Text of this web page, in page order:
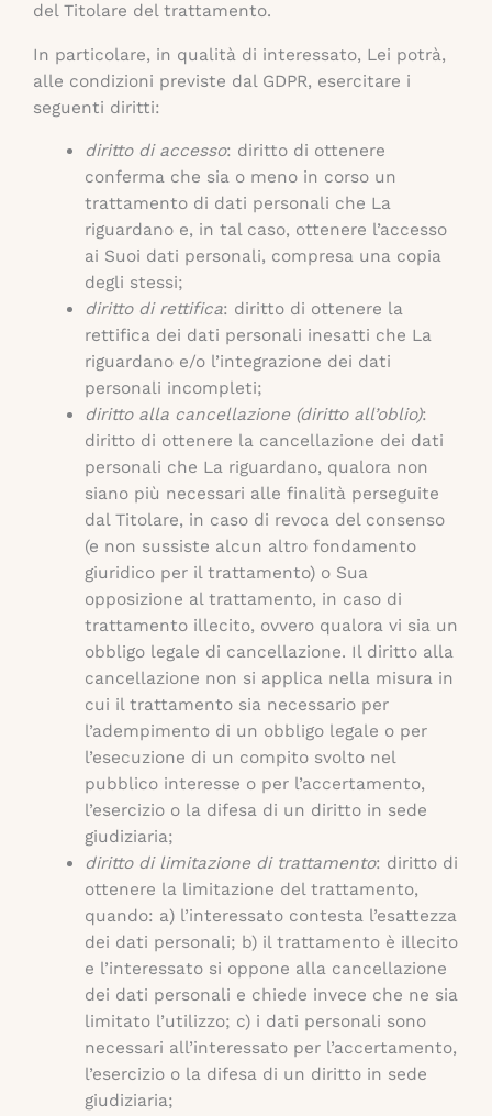
del Titolare del trattamento.
In particolare, in qualità di interessato, Lei potrà,
alle condizioni previste dal GDPR, esercitare i
seguenti diritti:
diritto di accesso: diritto di ottenere
conferma che sia o meno in corso un
trattamento di dati personali che La
riguardano e, in tal caso, ottenere l’accesso
ai Suoi dati personali, compresa una copia
degli stessi;
diritto di rettifica: diritto di ottenere la
rettifica dei dati personali inesatti che La
riguardano e/o l’integrazione dei dati
personali incompleti;
diritto alla cancellazione (diritto all’oblio):
diritto di ottenere la cancellazione dei dati
personali che La riguardano, qualora non
siano più necessari alle finalità perseguite
dal Titolare, in caso di revoca del consenso
(e non sussiste alcun altro fondamento
giuridico per il trattamento) o Sua
opposizione al trattamento, in caso di
trattamento illecito, ovvero qualora vi sia un
obbligo legale di cancellazione. Il diritto alla
cancellazione non si applica nella misura in
cui il trattamento sia necessario per
l’adempimento di un obbligo legale o per
l’esecuzione di un compito svolto nel
pubblico interesse o per l’accertamento,
l’esercizio o la difesa di un diritto in sede
giudiziaria;
diritto di limitazione di trattamento: diritto di
ottenere la limitazione del trattamento,
quando: a) l’interessato contesta l’esattezza
dei dati personali; b) il trattamento è illecito
e l’interessato si oppone alla cancellazione
dei dati personali e chiede invece che ne sia
limitato l’utilizzo; c) i dati personali sono
necessari all’interessato per l’accertamento,
l’esercizio o la difesa di un diritto in sede
giudiziaria;